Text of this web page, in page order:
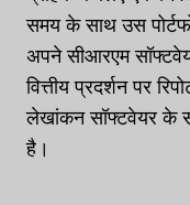
समय के साथ उस
अपने सीआरएम
वित्तीय प्रदर्शन पर
लेखांकन सॉफ्टवेयर के
है।